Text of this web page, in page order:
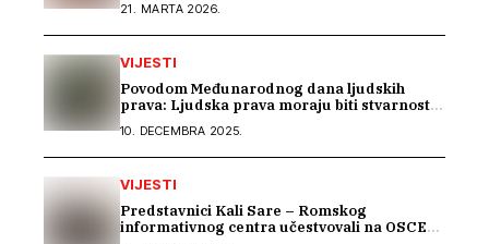
21. MARTA 2026.
VIJESTI
Povodom Međunarodnog dana ljudskih
prava: Ljudska prava moraju biti stvarnost
10. DECEMBRA 2025.
VIJESTI
Predstavnici Kali Sare – Romskog
informativnog centra učestvovali na OSCE